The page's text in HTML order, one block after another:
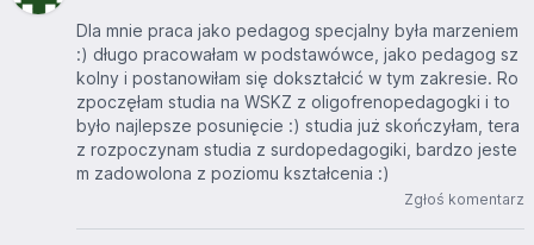
Dla mnie praca jako pedagog specjalny była marzeniem
:) długo pracowałam w podstawówce, jako pedagog sz
kolny i postanowiłam się dokształcić w tym zakresie. Ro
zpoczęłam studia na WSKZ z oligofrenopedagogki i to
było najlepsze posunięcie :) studia już skończyłam, tera
z rozpoczynam studia z surdopedagogiki, bardzo jeste
m zadowolona z poziomu kształcenia :)
Zgłoś komentarz